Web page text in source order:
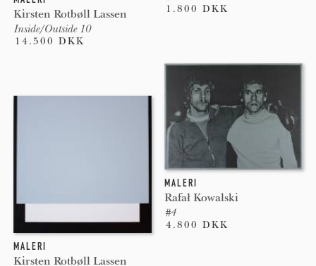
Kirsten Rotbøll Lassen
Inside/Outside 10
14.500 DKK
MALERI
Kirsten Rotbøll Lassen
1.800 DKK
MALERI
Rafał Kowalski
#4
4.800 DKK